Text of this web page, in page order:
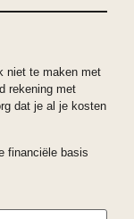
niet te maken met
rekening met
dat je al je kosten
financiële basis